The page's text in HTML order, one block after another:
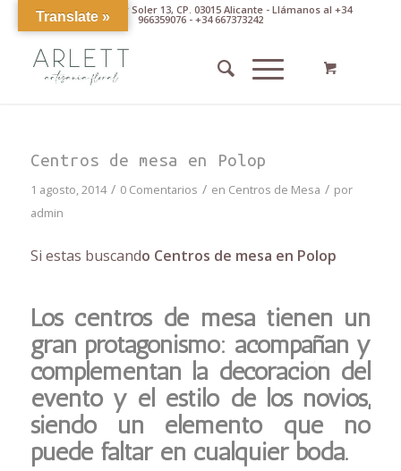
Av. Pintor Xavier Soler 13, CP. 03015 Alicante - Llámanos al +34
966359076 - +34 667373242
Centros de mesa en Polop
1 agosto, 2014 / 0 Comentarios / en Centros de Mesa / por
admin
Si estas buscando Centros de mesa en Polop
Los centros de mesa tienen un
gran protagonismo: acompañan y
complementan la decoración del
evento y el estilo de los novios,
siendo un elemento que no
puede faltar en cualquier boda.
Translate »